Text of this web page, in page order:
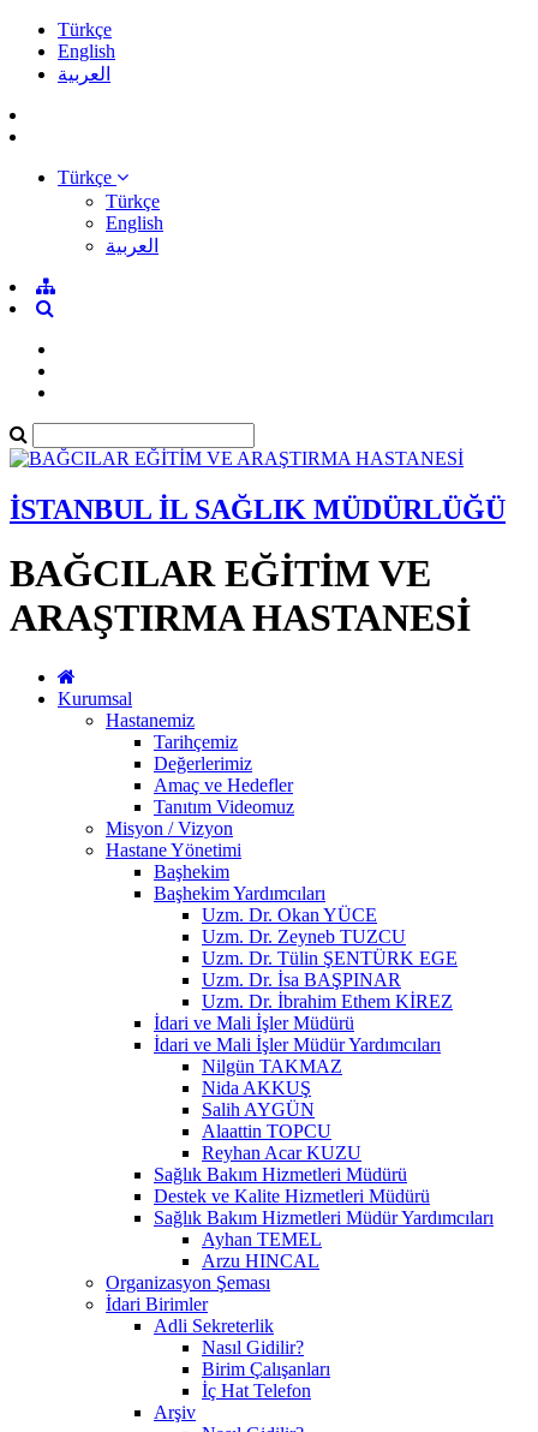
Türkçe
English
العربية
Türkçe
Türkçe
English
العربية
İSTANBUL İL SAĞLIK MÜDÜRLÜĞÜ
BAĞCILAR EĞİTİM VE
ARAŞTIRMA HASTANESİ
Kurumsal
Hastanemiz
Tarihçemiz
Değerlerimiz
Amaç ve Hedefler
Tanıtım Videomuz
Misyon / Vizyon
Hastane Yönetimi
Başhekim
Başhekim Yardımcıları
Uzm. Dr. Okan YÜCE
Uzm. Dr. Zeyneb TUZCU
Uzm. Dr. Tülin ŞENTÜRK EGE
Uzm. Dr. İsa BAŞPINAR
Uzm. Dr. İbrahim Ethem KİREZ
İdari ve Mali İşler Müdürü
İdari ve Mali İşler Müdür Yardımcıları
Nilgün TAKMAZ
Nida AKKUŞ
Salih AYGÜN
Alaattin TOPCU
Reyhan Acar KUZU
Sağlık Bakım Hizmetleri Müdürü
Destek ve Kalite Hizmetleri Müdürü
Sağlık Bakım Hizmetleri Müdür Yardımcıları
Ayhan TEMEL
Arzu HINCAL
Organizasyon Şeması
İdari Birimler
Adli Sekreterlik
Nasıl Gidilir?
Birim Çalışanları
İç Hat Telefon
Arşiv